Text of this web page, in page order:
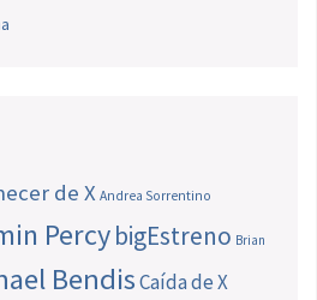
de X Andrea Sorrentino
PercybigEstreno Brian
BendisCaída de X